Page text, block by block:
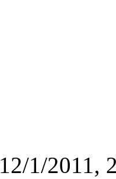
12/1/2011,